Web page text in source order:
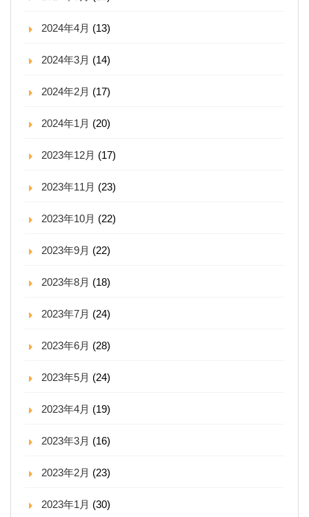
2024年4月 (13)
2024年3月 (14)
2024年2月 (17)
2024年1月 (20)
2023年12月 (17)
2023年11月 (23)
2023年10月 (22)
2023年9月 (22)
2023年8月 (18)
2023年7月 (24)
2023年6月 (28)
2023年5月 (24)
2023年4月 (19)
2023年3月 (16)
2023年2月 (23)
2023年1月 (30)